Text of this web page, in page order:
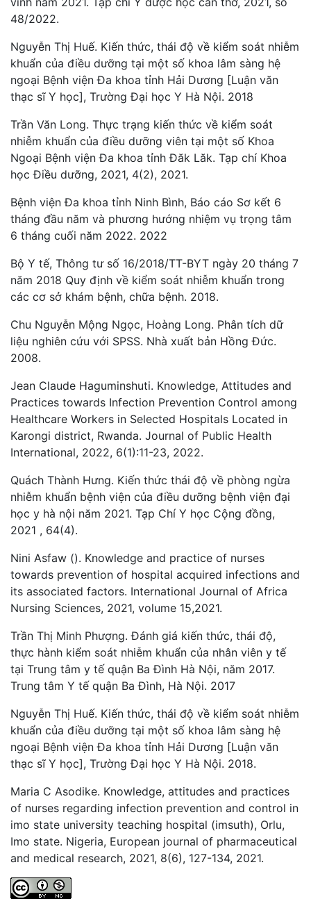
48/2022.
Nguyễn Thị Huế. Kiến thức, thái độ về kiểm soát nhiễm
khuẩn của điều dưỡng tại một số khoa lâm sàng hệ
ngoại Bệnh viện Đa khoa tỉnh Hải Dương [Luận văn
thạc sĩ Y học], Trường Đại học Y Hà Nội. 2018
Trần Văn Long. Thực trạng kiến thức về kiểm soát
nhiễm khuẩn của điều dưỡng viên tại một số Khoa
Ngoại Bệnh viện Đa khoa tỉnh Đăk Lăk. Tạp chí Khoa
học Điều dưỡng, 2021, 4(2), 2021.
Bệnh viện Đa khoa tỉnh Ninh Bình, Báo cáo Sơ kết 6
tháng đầu năm và phương hướng nhiệm vụ trọng tâm
6 tháng cuối năm 2022. 2022
Bộ Y tế, Thông tư số 16/2018/TT-BYT ngày 20 tháng 7
năm 2018 Quy định về kiểm soát nhiễm khuẩn trong
các cơ sở khám bệnh, chữa bệnh. 2018.
Chu Nguyễn Mộng Ngọc, Hoàng Long. Phân tích dữ
liệu nghiên cứu với SPSS. Nhà xuất bản Hồng Đức.
2008.
Jean Claude Haguminshuti. Knowledge, Attitudes and
Practices towards Infection Prevention Control among
Healthcare Workers in Selected Hospitals Located in
Karongi district, Rwanda. Journal of Public Health
International, 2022, 6(1):11-23, 2022.
Quách Thành Hưng. Kiến thức thái độ về phòng ngừa
nhiễm khuẩn bệnh viện của điều dưỡng bệnh viện đại
học y hà nội năm 2021. Tạp Chí Y học Cộng đồng,
2021 , 64(4).
Nini Asfaw (). Knowledge and practice of nurses
towards prevention of hospital acquired infections and
its associated factors. International Journal of Africa
Nursing Sciences, 2021, volume 15,2021.
Trần Thị Minh Phượng. Đánh giá kiến thức, thái độ,
thực hành kiểm soát nhiễm khuẩn của nhân viên y tế
tại Trung tâm y tế quận Ba Đình Hà Nội, năm 2017.
Trung tâm Y tế quận Ba Đình, Hà Nội. 2017
Nguyễn Thị Huế. Kiến thức, thái độ về kiểm soát nhiễm
khuẩn của điều dưỡng tại một số khoa lâm sàng hệ
ngoại Bệnh viện Đa khoa tỉnh Hải Dương [Luận văn
thạc sĩ Y học], Trường Đại học Y Hà Nội. 2018.
Maria C Asodike. Knowledge, attitudes and practices
of nurses regarding infection prevention and control in
imo state university teaching hospital (imsuth), Orlu,
Imo state. Nigeria, European journal of pharmaceutical
and medical research, 2021, 8(6), 127-134, 2021.